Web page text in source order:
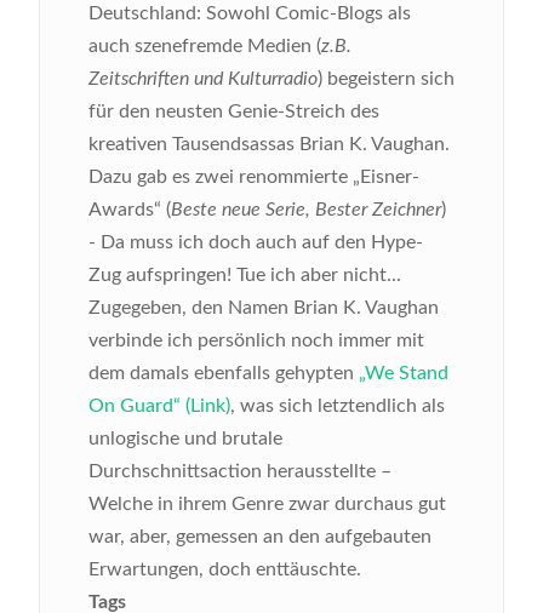
Deutschland: Sowohl Comic-Blogs als
auch szenefremde Medien (z.B.
Zeitschriften und Kulturradio) begeistern sich
für den neusten Genie-Streich des
kreativen Tausendsassas Brian K. Vaughan.
Dazu gab es zwei renommierte „Eisner-
Awards“ (Beste neue Serie, Bester Zeichner)
- Da muss ich doch auch auf den Hype-
Zug aufspringen! Tue ich aber nicht...
Zugegeben, den Namen Brian K. Vaughan
verbinde ich persönlich noch immer mit
dem damals ebenfalls gehypten „We Stand
On Guard“ (Link), was sich letztendlich als
unlogische und brutale
Durchschnittsaction herausstellte –
Welche in ihrem Genre zwar durchaus gut
war, aber, gemessen an den aufgebauten
Erwartungen, doch enttäuschte.
Tags